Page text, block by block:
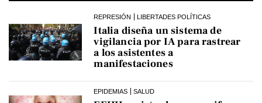
REPRESIÓN LIBERTADES POLÍTICAS
Italia diseña un sistema de
vigilancia por IA para rastrear
a los asistentes a
manifestaciones
EPIDEMIAS SALUD